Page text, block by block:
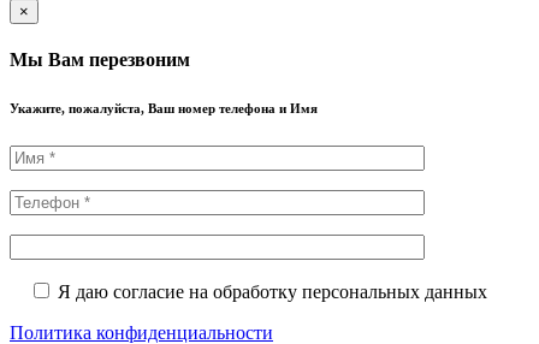
×
Мы Вам перезвоним
Укажите, пожалуйста, Ваш номер телефона и Имя
Я даю согласие на обработку персональных данных
Политика конфиденциальности